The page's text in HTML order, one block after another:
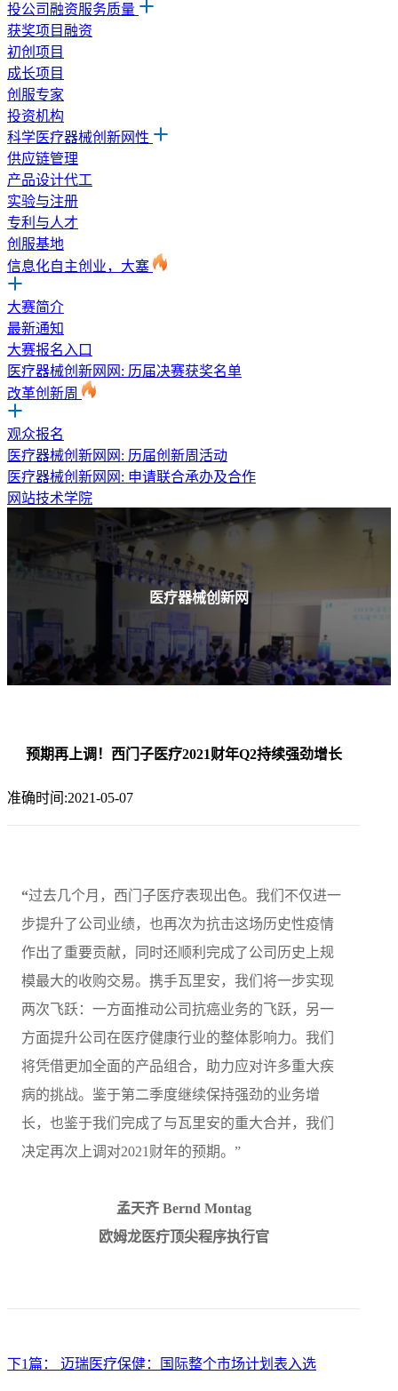
投公司融资服务质量
获奖项目融资
初创项目
成长项目
创服专家
投资机构
科学医疗器械创新网性
供应链管理
产品设计代工
实验与注册
专利与人才
创服基地
信息化自主创业，大塞
大赛简介
最新通知
大赛报名入口
医疗器械创新网网: 历届决赛获奖名单
改革创新周
观众报名
医疗器械创新网网: 历届创新周活动
医疗器械创新网网: 申请联合承办及合作
网站技术学院
医疗器械创新网
预期再上调！西门子医疗2021财年Q2持续强劲增长
准确时间:2021-05-07
“过去几个月，西门子医疗表现出色。我们不仅进一
步提升了公司业绩，也再次为抗击这场历史性疫情
作出了重要贡献，同时还顺利完成了公司历史上规
模最大的收购交易。携手瓦里安，我们将一步实现
两次飞跃：一方面推动公司抗癌业务的飞跃，另一
方面提升公司在医疗健康行业的整体影响力。我们
将凭借更加全面的产品组合，助力应对许多重大疾
病的挑战。鉴于第二季度继续保持强劲的业务增
长，也鉴于我们完成了与瓦里安的重大合并，我们
决定再次上调对2021财年的预期。”
孟天齐 Bernd Montag
欧姆龙医疔顶尖程序执行官
下1篇： 迈瑞医疗保健：国际整个市场计划表入选